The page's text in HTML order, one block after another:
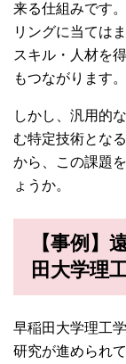
来る仕組みです
リングに当ては
スキル・人材を
もつながります。
しかし、汎用的
む特定技術とな
から、この課題
ょうか。
【事例】
田大学理
早稲田大学理工
研究が進められ